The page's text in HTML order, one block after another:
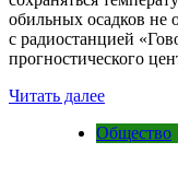
обильных осадков не
с радиостанцией
прогностического
Читать далее
Общество